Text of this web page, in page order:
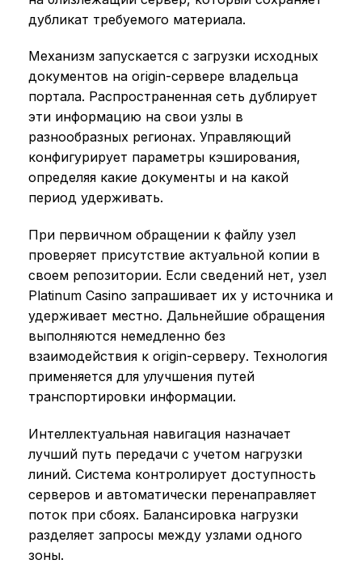
дубликат требуемого материала.
Механизм запускается с загрузки исходных
документов на origin-сервере владельца
портала. Распространенная сеть дублирует
эти информацию на свои узлы в
разнообразных регионах. Управляющий
конфигурирует параметры кэширования,
определяя какие документы и на какой
период удерживать.
При первичном обращении к файлу узел
проверяет присутствие актуальной копии в
своем репозитории. Если сведений нет, узел
Platinum Casino запрашивает их у источника и
удерживает местно. Дальнейшие обращения
выполняются немедленно без
взаимодействия к origin-серверу. Технология
применяется для улучшения путей
транспортировки информации.
Интеллектуальная навигация назначает
лучший путь передачи с учетом нагрузки
линий. Система контролирует доступность
серверов и автоматически перенаправляет
поток при сбоях. Балансировка нагрузки
разделяет запросы между узлами одного
зоны.